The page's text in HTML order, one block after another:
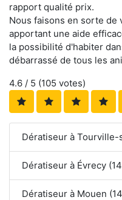
rapport qualité prix.
Nous faisons en sorte de
apportant une aide
la possibilité d'habiter
débarrassé de tous les
4.6 / 5 (105 votes)
Dératiseur à Tourville-
Dératiseur à Évrecy
Dératiseur à Mouen